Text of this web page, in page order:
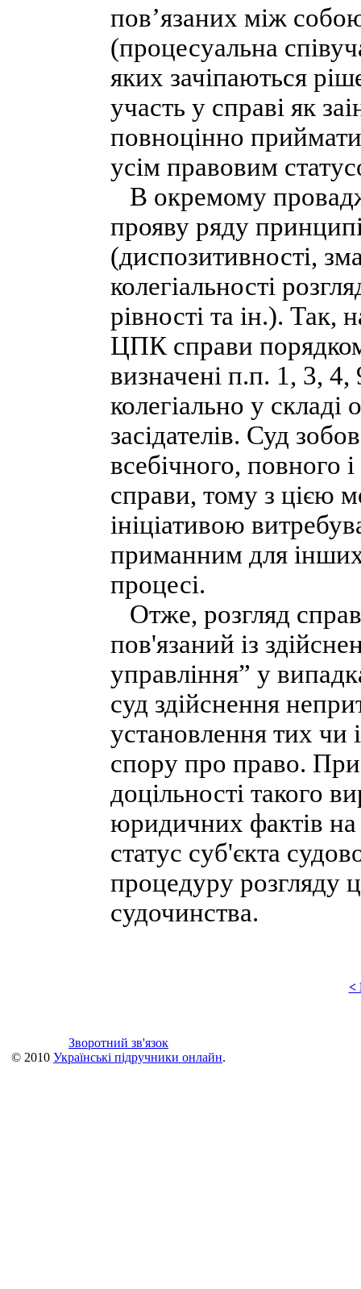
пов’язаних між
(процесуальна
яких зачіпаються
участь у справі як
повноцінно приймати
усім правовим
В окремому
прояву ряду
(диспозитивності,
колегіальності
рівності та ін.). Так,
ЦПК справи
визначені п.п. 1, 3, 4,
колегіально у
засідателів. Суд
всебічного, повного
справи, тому з цією
ініціативою
приманним для
процесі.
Отже, розгляд
пов'язаний із
управління” у
суд здійснення
установлення тих чи
спору про право. При
доцільності такого
юридичних фактів
статус суб'єкта
процедуру розгляду
судочинства.
<
Зворотний зв'язок
© 2010 Українські підручники онлайн.